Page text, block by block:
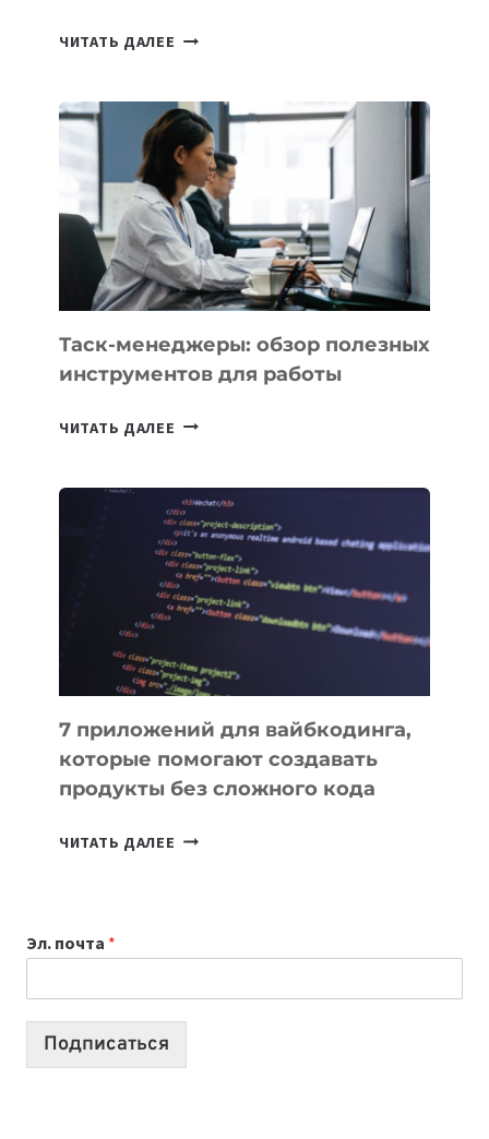
ЧИТАТЬ ДАЛЕЕ ИИ-
БИЗНЕСА:
КАКИЕ
3
ЗАДАЧИ
ЕМУ
МОЖНО
ПОРУЧИТЬ
УЖЕ
Таск-менеджеры: обзор полезных
инструментов для работы
ЧИТАТЬ ДАЛЕЕ ТАСК-
ПОЛЕЗНЫХ
ИНСТРУМЕНТОВ
ДЛЯ
РАБОТЫ
7 приложений для вайбкодинга,
которые помогают создавать
продукты без сложного кода
ЧИТАТЬ ДАЛЕЕ 7
СОЗДАВАТЬ
ПРОДУКТЫ
Эл. почта *
Подписаться